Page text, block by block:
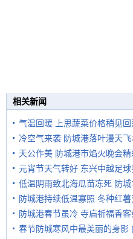
相关新闻
气温回暖 上思蔬菜价格稍见回
冷空气来袭 防城港落叶漫天飞
天公作美 防城港市焰火晚会精
元宵节天气转好 东兴中越足
低温阴雨致北海瓜苗冻死 防
防城港持续低温寡照 冬种红薯
防城港春节虽冷 寺庙祈福香
春节防城寒风中最美丽的身影